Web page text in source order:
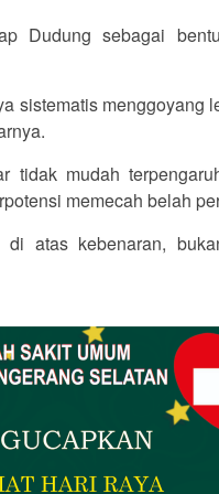
Dudung sebagai
sistematis menggoyang
tidak mudah
memecah belah
di atas kebenaran,